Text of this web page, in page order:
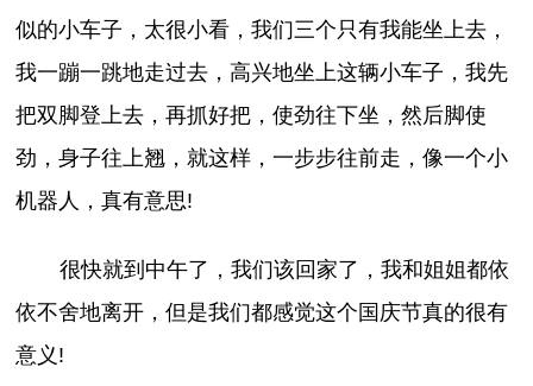
似的小车子，太很小看，我们三个只有我能坐上去，
我一蹦一跳地走过去，高兴地坐上这辆小车子，我先
把双脚登上去，再抓好把，使劲往下坐，然后脚使
劲，身子往上翘，就这样，一步步往前走，像一个小
机器人，真有意思!
很快就到中午了，我们该回家了，我和姐姐都依
依不舍地离开，但是我们都感觉这个国庆节真的很有
意义!